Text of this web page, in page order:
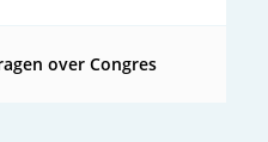
over Congres